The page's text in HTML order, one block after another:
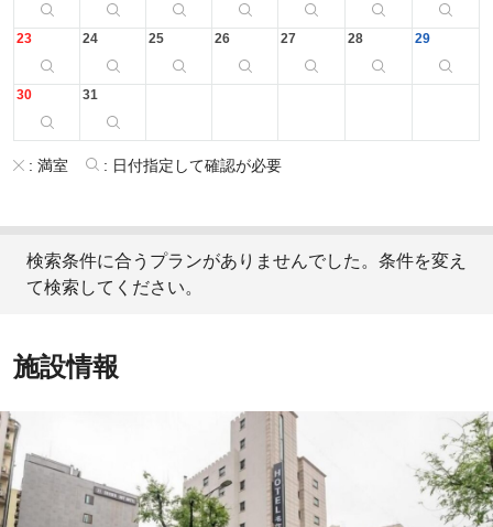
23 24 25 26 27 28 29
30 31
: 満室 : 日付指定して確認が必要
検索条件に合うプランがありませんでした。条件を変え
て検索してください。
施設情報